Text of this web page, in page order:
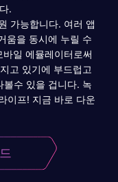
.
가능합니다. 여러 앱
움을 동시에 누릴 수
일 에뮬레이터로써
고 있기에 부드럽고
볼수 있을 겁니다. 녹
이프! 지금 바로 다운